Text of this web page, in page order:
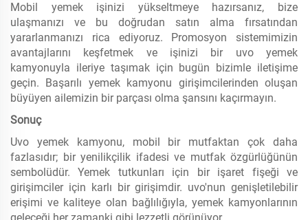
Mobil yemek işinizi yükseltmeye hazırsanız, bize
ulaşmanızı ve bu doğrudan satın alma fırsatından
yararlanmanızı rica ediyoruz. Promosyon sistemimizin
avantajlarını keşfetmek ve işinizi bir uvo yemek
kamyonuyla ileriye taşımak için bugün bizimle iletişime
geçin. Başarılı yemek kamyonu girişimcilerinden oluşan
büyüyen ailemizin bir parçası olma şansını kaçırmayın.
Sonuç
Uvo yemek kamyonu, mobil bir mutfaktan çok daha
fazlasıdır; bir yenilikçilik ifadesi ve mutfak özgürlüğünün
sembolüdür. Yemek tutkunları için bir işaret fişeği ve
girişimciler için karlı bir girişimdir. uvo'nun genişletilebilir
erişimi ve kaliteye olan bağlılığıyla, yemek kamyonlarının